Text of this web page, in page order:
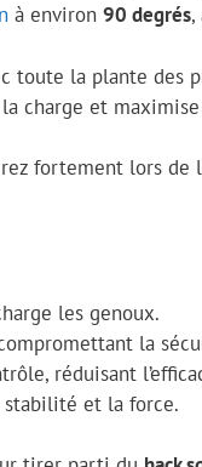
à environ 90 degrés,
toute la plante des
charge et
fortement lors de
les genoux.
la
réduisant
et la force.